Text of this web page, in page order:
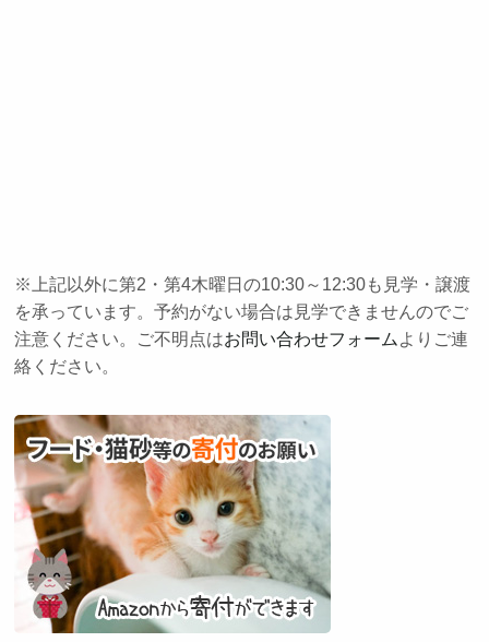
※上記以外に第2・第4木曜日の10:30～12:30も見学・譲渡
を承っています。予約がない場合は見学できませんのでご
注意ください。ご不明点はお問い合わせフォーム よりご連
絡ください。